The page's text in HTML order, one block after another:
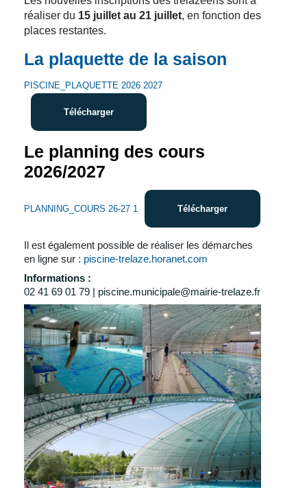
réaliser du 15 juillet au 21 juillet, en fonction des
places restantes.
La plaquette de la saison
PISCINE_PLAQUETTE 2026 2027
Télécharger
Le planning des cours
2026/2027
PLANNING_COURS 26-27 1 Télécharger
Il est également possible de réaliser les démarches
en ligne sur : piscine-trelaze.horanet.com
Informations :
02 41 69 01 79 | piscine.municipale@mairie-trelaze.fr